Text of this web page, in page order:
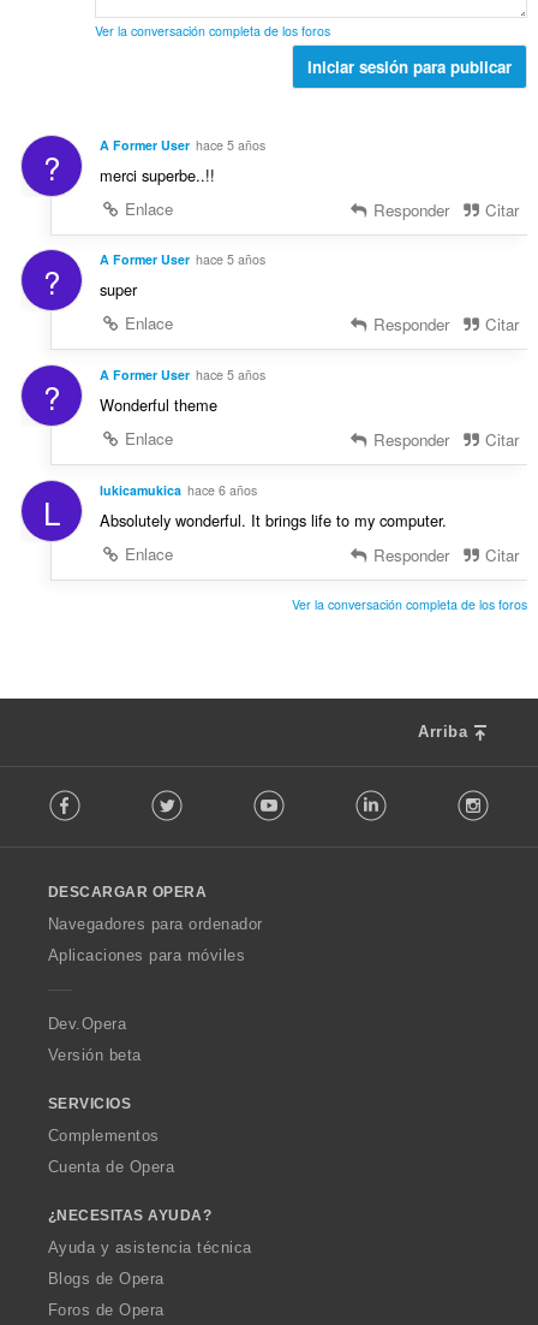
Ver la conversación completa de los foros
Iniciar sesión para publicar
? A Former User hace 5 años
merci superbe..!!
Enlace
Responder Citar
? A Former User hace 5 años
super
Enlace
Responder Citar
? A Former User hace 5 años
Wonderful theme
Enlace
Responder Citar
L lukicamukica hace 6 años
Absolutely wonderful. It brings life to my computer.
Enlace
Responder Citar
Ver la conversación completa de los foros
Arriba
o
w
O
p
a
Facebook Twitter Youtube LinkedIn
DESCARGAR OPERA
Navegadores para ordenador
Aplicaciones para móviles
Dev.Opera
Versión beta
SERVICIOS
Complementos
Cuenta de Opera
¿NECESITAS AYUDA?
Ayuda y asistencia técnica
Blogs de Opera
Foros de Opera